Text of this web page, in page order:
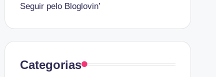
Seguir pelo Bloglovin’
Categorias